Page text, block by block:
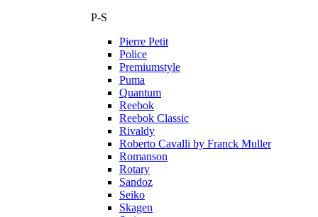
P-S
Pierre Petit
Police
Premiumstyle
Puma
Quantum
Reebok
Reebok Classic
Rivaldy
Roberto Cavalli by Franck Muller
Romanson
Rotary
Sandoz
Seiko
Skagen